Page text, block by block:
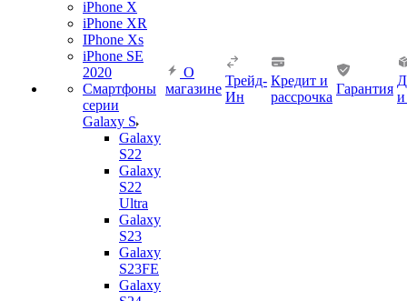
iPhone X
iPhone XR
IPhone Xs
iPhone SE
2020
Смартфоны
серии
Galaxy S
Galaxy
S22
Galaxy
S22
Ultra
Galaxy
S23
Galaxy
S23FE
Galaxy
О
магазине
Трейд-
Ин
Кредит и
рассрочка
Гарантия
и